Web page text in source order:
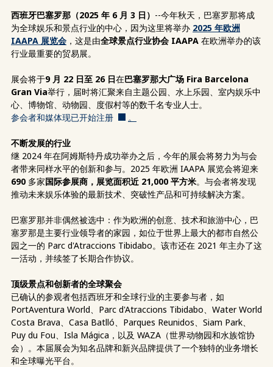
西班牙巴塞罗那（2025 年 6 月 3 日） --今年秋天，巴塞罗那将成
为全球娱乐和景点行业的中心，因为这里将举办 2025 年欧洲
IAAPA 展览会 ，这是由全球景点行业协会 IAAPA 在欧洲举办的该
行业最重要的贸易展。
展会将于9 月 22 日至 26 日在巴塞罗那大广场 Fira Barcelona
Gran Via举行，届时将汇聚来自主题公园、水上乐园、室内娱乐中
心、博物馆、动物园、度假村等的数千名专业人士。
参会者和媒体现已开始注册
。
不断发展的行业
继 2024 年在阿姆斯特丹成功举办之后，今年的展会将努力为与会
者带来同样水平的创新和参与。2025 年欧洲 IAAPA 展览会将迎来
690 多家国际参展商，展览面积近 21,000 平方米。与会者将发现
推动未来娱乐体验的最新技术、突破性产品和可持续解决方案。
巴塞罗那并非偶然被选中：作为欧洲的创意、技术和旅游中心，巴
塞罗那是主要行业领导者的家园，如位于世界上最大的都市自然公
园之一的 Parc d'Atraccions Tibidabo。该市还在 2021 年主办了这
一活动，并续签了长期合作协议。
顶级景点和创新者的全球聚会
已确认的参观者包括西班牙和全球行业的主要参与者，如
PortAventura World、Parc d'Atraccions Tibidabo、Water World
Costa Brava、Casa Batlló、Parques Reunidos、Siam Park、
Puy du Fou、Isla Mágica，以及 WAZA（世界动物园和水族馆协
会）。本届展会为知名品牌和新兴品牌提供了一个独特的业务增长
和全球曝光平台。